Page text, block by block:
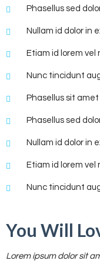
Phasellus sed
Nullam id dolor in
Etiam id lorem
Nunc tincidunt
Phasellus sit
Phasellus sed
Nullam id dolor in
Etiam id lorem
Nunc tincidunt
You Will
Lorem ipsum dolor sit